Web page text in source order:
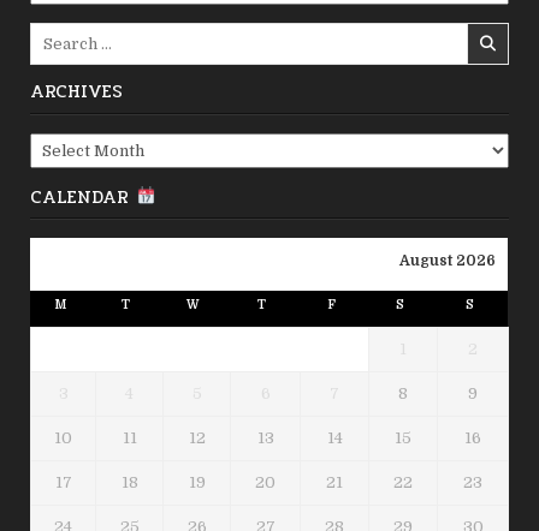
ARCHIVES
Archives
CALENDAR
August 2026
M T W T F S S
1 2
3 4 5 6 7 8 9
10 11 12 13 14 15 16
17 18 19 20 21 22 23
24 25 26 27 28 29 30